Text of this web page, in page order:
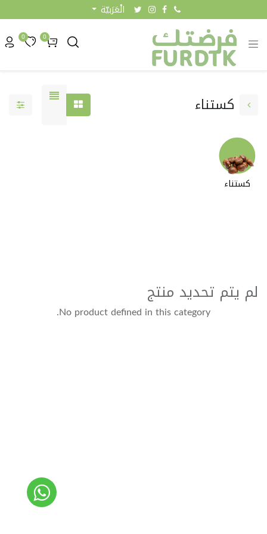
الْعَرَبيّة
0
0
كستناء
كستناء
لم يتم تحديد منتج
No product defined in this category.